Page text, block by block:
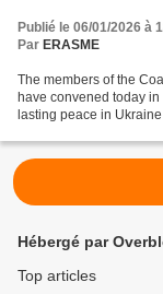
Publié le 06/01/2026 à
Par ERASME
The members of the
have convened today
lasting peace in
Hébergé par
Top articles